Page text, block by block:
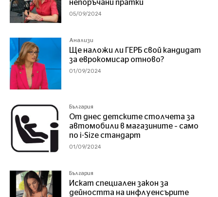
непоръчани пратки
05/09/2024
Анализи
Ще наложи ли ГЕРБ свой кандидат
за еврокомисар отново?
01/09/2024
България
От днес детските столчета за
автомобили в магазините – само
по i-Size стандарт
01/09/2024
България
Искат специален закон за
дейността на инфлуенсърите